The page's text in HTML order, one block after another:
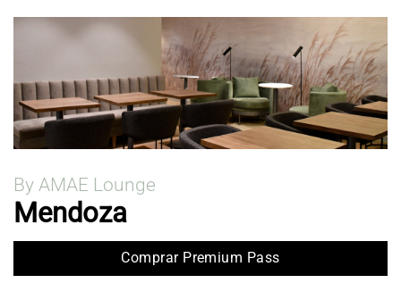
By AMAE Lounge
Mendoza
Comprar Premium Pass